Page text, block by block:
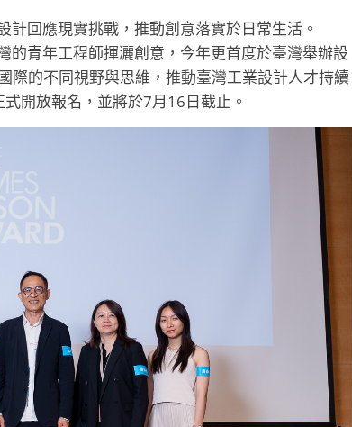
回應現實挑戰，推動創意落實於日常生活。
的青年工程師揮灑創意，今年更首度於臺灣舉辦設
際的不同視野與思維，推動臺灣工業設計人才持續
開放報名，並將於7月16日截止。